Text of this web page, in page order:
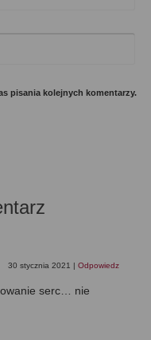
pisania kolejnych komentarzy.
30 stycznia 2021 | Odpowiedz
serc… nie